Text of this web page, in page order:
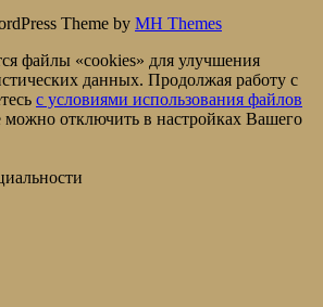
Theme by MH Themes
файлы «cookies» для улучшения
данных. Продолжая работу с
c условиями использования файлов
отключить в настройках Вашего